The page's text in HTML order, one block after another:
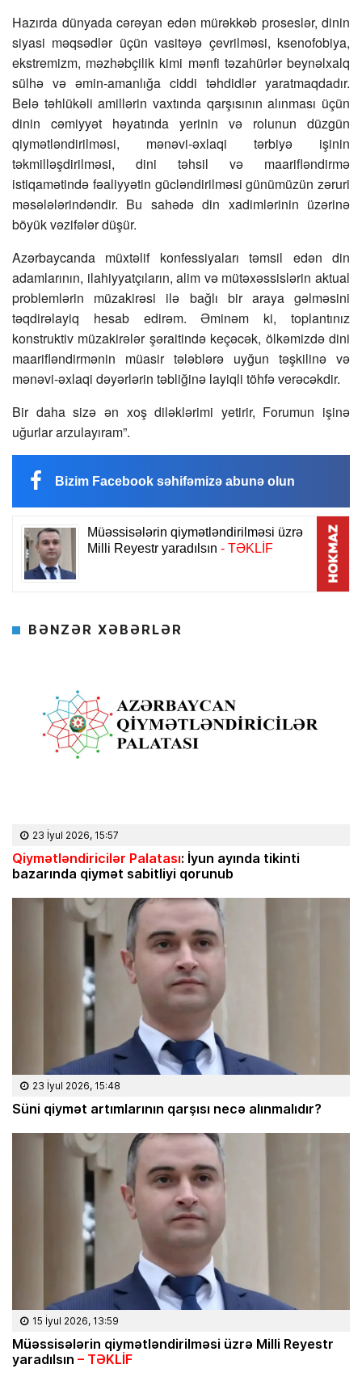
Hazırda dünyada cərəyan edən mürəkkəb proseslər, dinin
siyasi məqsədlər üçün vasitəyə çevrilməsi, ksenofobiya,
ekstremizm, məzhəbçilik kimi mənfi təzahürlər beynəlxalq
sülhə və əmin-amanlığa ciddi təhdidlər yaratmaqdadır.
Belə təhlükəli amillərin vaxtında qarşısının alınması üçün
dinin cəmiyyət həyatında yerinin və rolunun düzgün
qiymətləndirilməsi, mənəvi-əxlaqi tərbiyə işinin
təkmilləşdirilməsi, dini təhsil və maarifləndirmə
istiqamətində fəaliyyətin gücləndirilməsi günümüzün zəruri
məsələlərindəndir. Bu sahədə din xadimlərinin üzərinə
böyük vəzifələr düşür.
Azərbaycanda müxtəlif konfessiyaları təmsil edən din
adamlarının, ilahiyyatçıların, alim və mütəxəssislərin aktual
problemlərin müzakirəsi ilə bağlı bir araya gəlməsini
təqdirəlayiq hesab edirəm. Əminəm ki, toplantınız
konstruktiv müzakirələr şəraitində keçəcək, ölkəmizdə dini
maarifləndirmənin müasir tələblərə uyğun təşkilinə və
mənəvi-əxlaqi dəyərlərin təbliğinə layiqli töhfə verəcəkdir.
Bir daha sizə ən xoş diləklərimi yetirir, Forumun işinə
uğurlar arzulayıram”.
Bizim Facebook səhifəmizə abunə olun
BƏNZƏR XƏBƏRLƏR
23 İyul 2026, 15:57
Qiymətləndiricilər Palatası: İyun ayında tikinti
bazarında qiymət sabitliyi qorunub
23 İyul 2026, 15:48
Süni qiymət artımlarının qarşısı necə alınmalıdır?
15 İyul 2026, 13:59
Müəssisələrin qiymətləndirilməsi üzrə Milli Reyestr
yaradılsın – TƏKLİF